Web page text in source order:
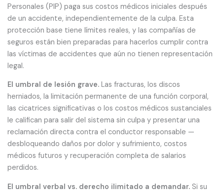
Personales (PIP) paga sus costos médicos iniciales después
de un accidente, independientemente de la culpa. Esta
protección base tiene límites reales, y las compañías de
seguros están bien preparadas para hacerlos cumplir contra
las víctimas de accidentes que aún no tienen representación
legal.
El umbral de lesión grave. Las fracturas, los discos
herniados, la limitación permanente de una función corporal,
las cicatrices significativas o los costos médicos sustanciales
le califican para salir del sistema sin culpa y presentar una
reclamación directa contra el conductor responsable —
desbloqueando daños por dolor y sufrimiento, costos
médicos futuros y recuperación completa de salarios
perdidos.
El umbral verbal vs. derecho ilimitado a demandar. Si su